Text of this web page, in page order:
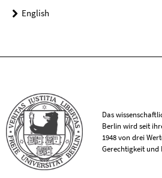
English
Das
Berlin wird seit
1948 von drei
Gerechtigkeit und